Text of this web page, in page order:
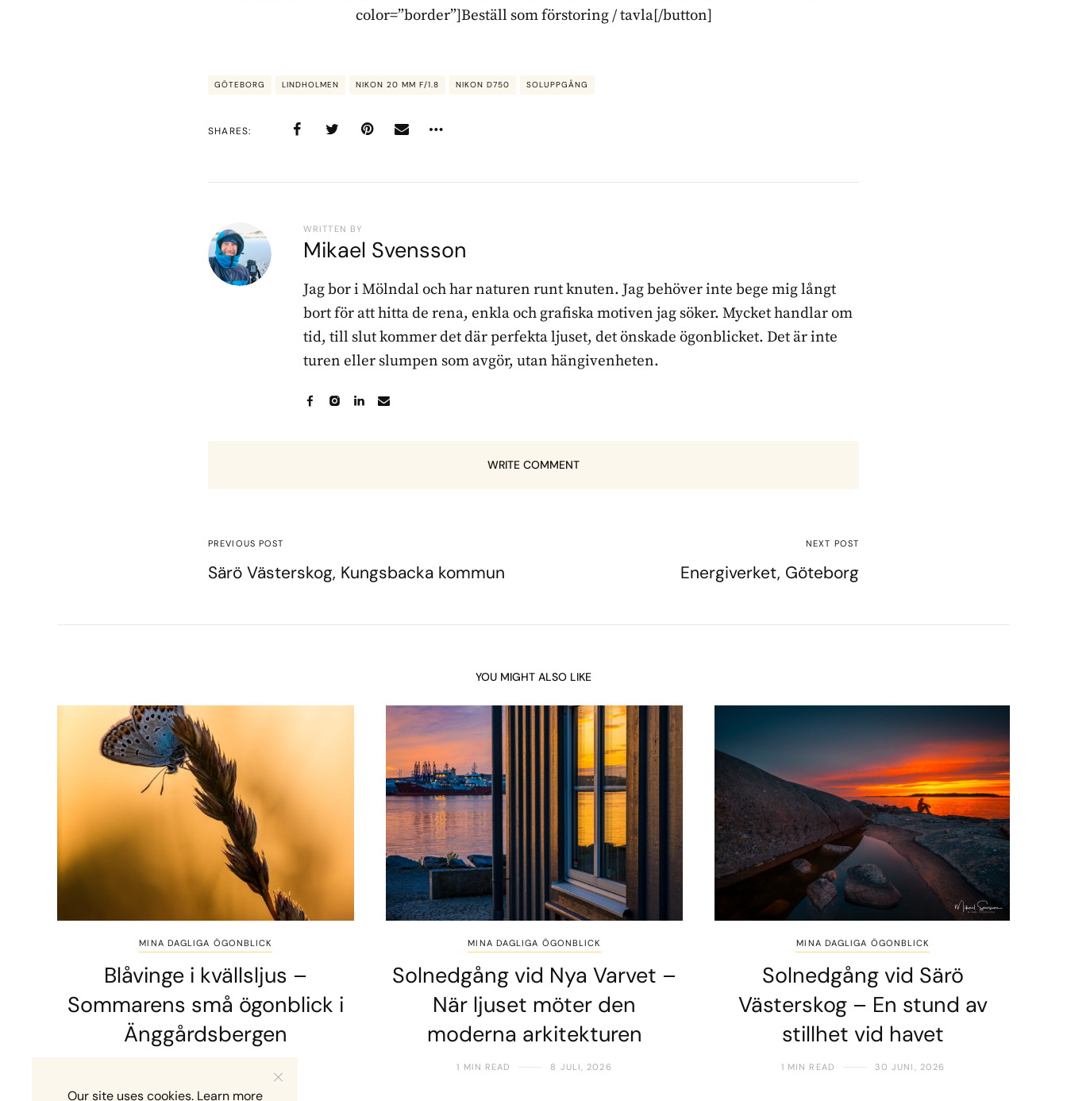
color=”border”]Beställ som förstoring / tavla[/button]
GÖTEBORG LINDHOLMEN NIKON 20 MM F/1.8 NIKON D750 SOLUPPGÅNG
SHARES
WRITTEN BY
Mikael Svensson
Jag bor i Mölndal och har naturen runt knuten. Jag behöver inte bege mig långt
bort för att hitta de rena, enkla och grafiska motiven jag söker. Mycket handlar om
tid, till slut kommer det där perfekta ljuset, det önskade ögonblicket. Det är inte
turen eller slumpen som avgör, utan hängivenheten.
WRITE COMMENT
PREVIOUS POST
Särö Västerskog, Kungsbacka kommun
NEXT POST
Energiverket, Göteborg
YOU MIGHT ALSO LIKE
MINA DAGLIGA ÖGONBLICK
Blåvinge i kvällsljus –
Sommarens små ögonblick i
Änggårdsbergen
MINA DAGLIGA ÖGONBLICK
Solnedgång vid Nya Varvet –
När ljuset möter den
moderna arkitekturen
1 MIN READ 8 JULI, 2026
MINA DAGLIGA ÖGONBLICK
Solnedgång vid Särö
Västerskog – En stund av
stillhet vid havet
1 MIN READ 30 JUNI, 2026
Our site uses cookies. Learn more